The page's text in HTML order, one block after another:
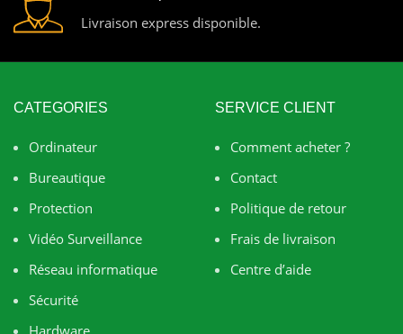
Livraison express disponible.
CATEGORIES
Ordinateur
Bureautique
Protection
Vidéo Surveillance
Réseau informatique
Sécurité
SERVICE CLIENT
Comment acheter ?
Contact
Politique de retour
Frais de livraison
Centre d’aide